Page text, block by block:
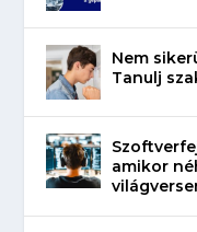
Nem
Tanulj
amikor